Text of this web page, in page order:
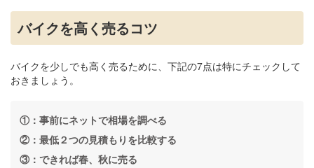
バイクを高く売るコツ
バイクを少しでも高く売るために、下記の7点は特にチェックして
おきましょう。
①：事前にネットで相場を調べる
②：最低２つの見積もりを比較する
③：できれば春、秋に売る